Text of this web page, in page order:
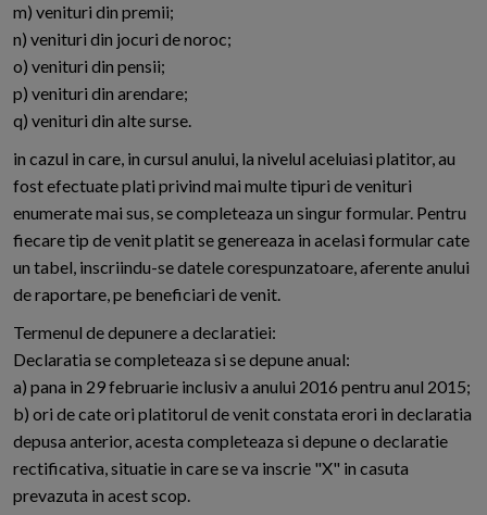
m) venituri din premii;
n) venituri din jocuri de noroc;
o) venituri din pensii;
p) venituri din arendare;
q) venituri din alte surse.
in cazul in care, in cursul anului, la nivelul aceluiasi platitor, au
fost efectuate plati privind mai multe tipuri de venituri
enumerate mai sus, se completeaza un singur formular. Pentru
fiecare tip de venit platit se genereaza in acelasi formular cate
un tabel, inscriindu-se datele corespunzatoare, aferente anului
de raportare, pe beneficiari de venit.
Termenul de depunere a declaratiei:
Declaratia se completeaza si se depune anual:
a) pana in 29 februarie inclusiv a anului 2016 pentru anul 2015;
b) ori de cate ori platitorul de venit constata erori in declaratia
depusa anterior, acesta completeaza si depune o declaratie
rectificativa, situatie in care se va inscrie "X" in casuta
prevazuta in acest scop.